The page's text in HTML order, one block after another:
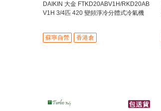
DAIKIN 大金 FTKD20ABV1H/RKD20AB
V1H 3/4匹 420 變頻淨冷分體式冷氣機
蘇寧自營
香港倉